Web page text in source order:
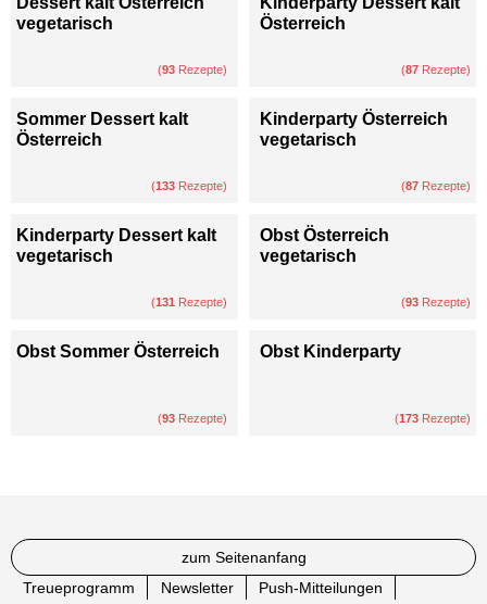
vegetarisch
(93 Rezepte)
Österreich
(87 Rezepte)
Sommer Dessert kalt
Österreich
(133 Rezepte)
Kinderparty Österreich
vegetarisch
(87 Rezepte)
Kinderparty Dessert kalt
vegetarisch
(131 Rezepte)
Obst Österreich
vegetarisch
(93 Rezepte)
Obst Sommer Österreich
(93 Rezepte)
Obst Kinderparty
(173 Rezepte)
zum Seitenanfang
Treueprogramm
Newsletter
Push-Mitteilungen